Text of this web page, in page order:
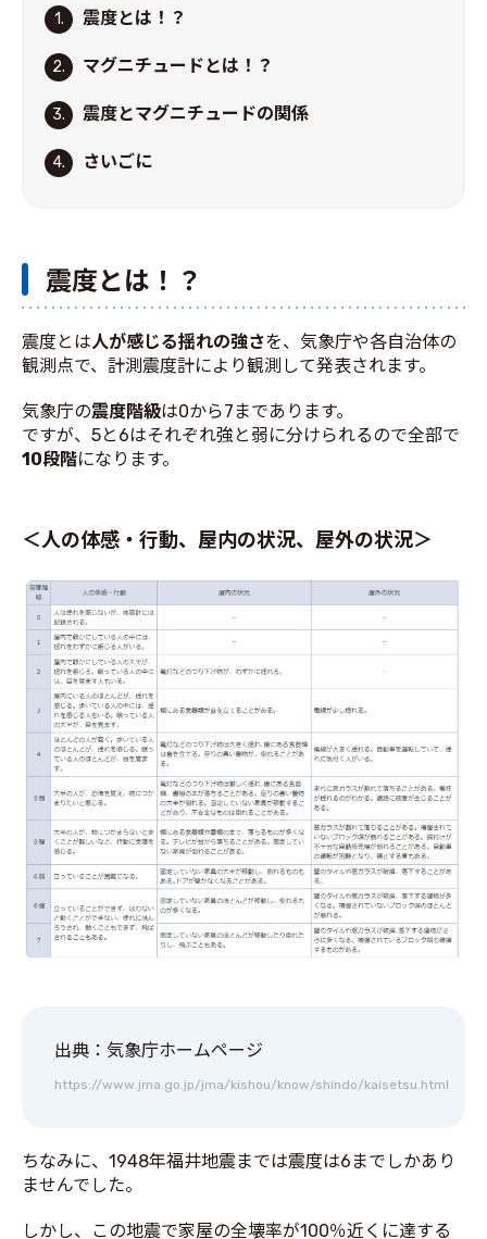
1. 震度とは！？
2. マグニチュードとは！？
3. 震度とマグニチュードの関係
4. さいごに
震度とは！？
震度とは人が感じる揺れの強さを、気象庁や各自治体の
観測点で、計測震度計により観測して発表されます。
気象庁の震度階級は0から7まであります。
ですが、5と6はそれぞれ強と弱に分けられるので全部で
10段階になります。
＜人の体感・行動、屋内の状況、屋外の状況＞
出典：気象庁ホームページ
https://www.jma.go.jp/jma/kishou/know/shindo/kaisetsu.html
ちなみに、1948年福井地震までは震度は6までしかあり
ませんでした。
しかし、この地震で家屋の全壊率が100％近くに達する